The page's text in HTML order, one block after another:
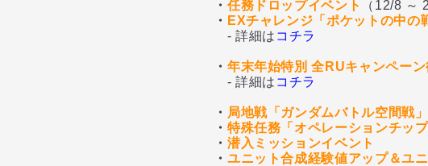
・ 任務ドロップイベント
（12/8 ～
・ EXチャレンジ「ポケットの中の
- 詳細は コチラ
・ 年末年始特別 全RUキャンペー
- 詳細は コチラ
・ 局地戦「ガンダムバトル空間戦
・ 特殊任務「オペレーションチッ
・ 潜入ミッションイベント
・ ユニット合成経験値アップ＆ユ